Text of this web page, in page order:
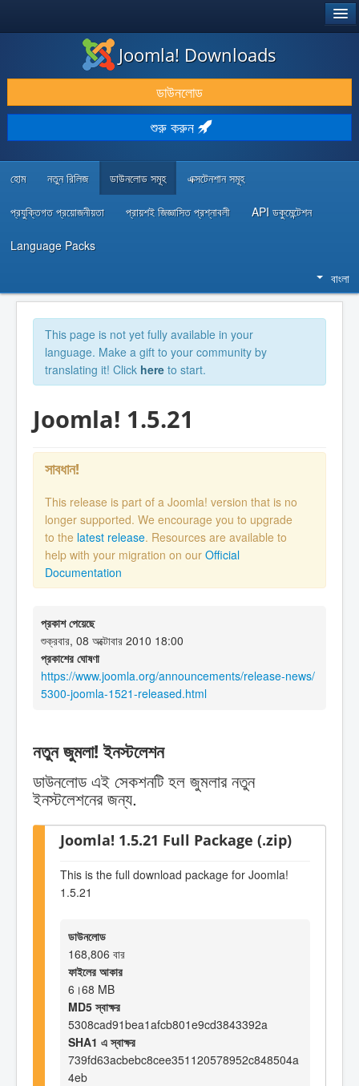
ডাউনলোড & প্রসারিত করুন
আবিষ্কার & শিখুন
কমিউনিটি & সহায়তা
Joomla! Downloads
ডাউনলোড
শুরু করুন
হোম নতুন রিলিজ ডাউনলোড সমূহ এক্সটেনশান সমূহ
প্রযুক্তিগত প্রয়োজনীয়তা প্রায়শই জিজ্ঞাসিত প্রশ্নাবলী API ডকুমেন্টেশন
Language Packs
বাংলা
This page is not yet fully available in your
language. Make a gift to your community by
translating it! Click here to start.
Joomla! 1.5.21
সাবধান!
This release is part of a Joomla! version that is no
longer supported. We encourage you to upgrade
to the latest release. Resources are available to
help with your migration on our Official
Documentation
প্রকাশ পেয়েছে
শুক্রবার, 08 অক্টোবার 2010 18:00
প্রকাশের ঘোষণা
https://www.joomla.org/announcements/release-news/
5300-joomla-1521-released.html
নতুন জুমলা! ইনস্টলেশন
ডাউনলোড এই সেকশনটি হল জুমলার নতুন
ইনস্টলেশনের জন্য.
Joomla! 1.5.21 Full Package (.zip)
This is the full download package for Joomla!
1.5.21
ডাউনলোড
168,806 বার
ফাইলের আকার
6।68 MB
MD5 স্বাক্ষর
5308cad91bea1afcb801e9cd3843392a
SHA1 এ স্বাক্ষর
739fd63acbebc8cee351120578952c848504a
4eb